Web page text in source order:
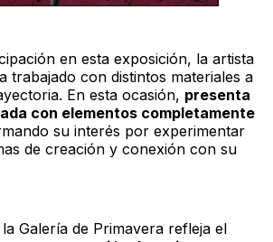
en esta exposición, la artista
trabajado con distintos materiales a
En esta ocasión, presenta
con elementos completamente
su interés por experimentar
de creación y conexión con su
Galería de Primavera refleja el